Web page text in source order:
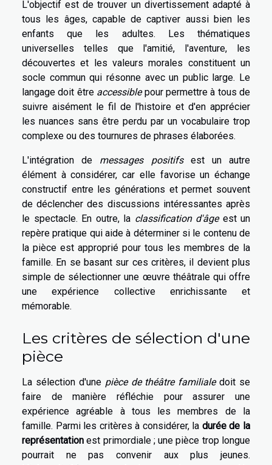
L'objectif est de trouver un divertissement adapté à
tous les âges, capable de captiver aussi bien les
enfants que les adultes. Les thématiques
universelles telles que l'amitié, l'aventure, les
découvertes et les valeurs morales constituent un
socle commun qui résonne avec un public large. Le
langage doit être accessiblepour permettre à tous de
suivre aisément le fil de l'histoire et d'en apprécier
les nuances sans être perdu par un vocabulaire trop
complexe ou des tournures de phrases élaborées.
L'intégration de messages positifsest un autre
élément à considérer, car elle favorise un échange
constructif entre les générations et permet souvent
de déclencher des discussions intéressantes après
le spectacle. En outre, la classification d'âgeest un
repère pratique qui aide à déterminer si le contenu de
la pièce est approprié pour tous les membres de la
famille. En se basant sur ces critères, il devient plus
simple de sélectionner une œuvre théâtrale qui offre
une expérience collective enrichissante et
mémorable.
Les critères de sélection d'une
pièce
La sélection d'une pièce de théâtre familialedoit se
faire de manière réfléchie pour assurer une
expérience agréable à tous les membres de la
famille. Parmi les critères à considérer, la durée de la
représentation est primordiale ; une pièce trop longue
pourrait ne pas convenir aux plus jeunes.